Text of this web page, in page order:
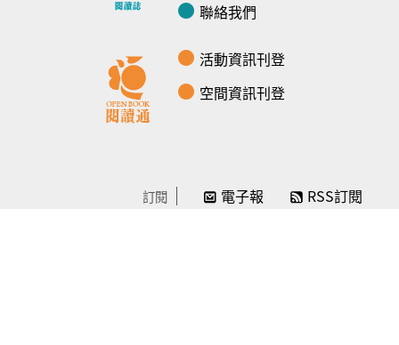
聯絡我們
活動資訊刊登
空間資訊刊登
訂閱 電子報 RSS訂閱